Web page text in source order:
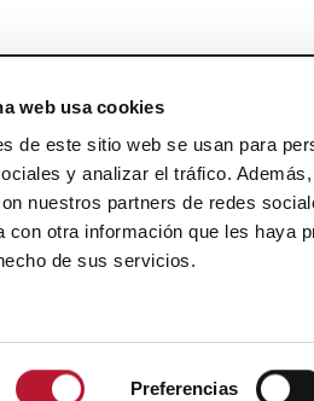
web usa cookies
de este sitio web se usan para
y analizar el tráfico.
nuestros partners de redes
con otra información que les haya
de sus servicios.
Preferencias